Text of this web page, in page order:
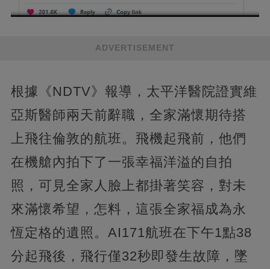
ADVERTISEMENT
根據《NDTV》報導，太平洋醫院證實維
亞斯醫師兩天前辭職，全家滿懷期待搭
上飛往倫敦的航班。飛機起飛前，他們
在機艙內拍下了一張幸福洋溢的自拍
照，可見全家人臉上都掛著笑容，對未
來滿懷希望，怎料，這張全家福成為永
恆定格的遺照。AI171航班在下午1點38
分起飛後，飛行僅32秒即發生故障，墜